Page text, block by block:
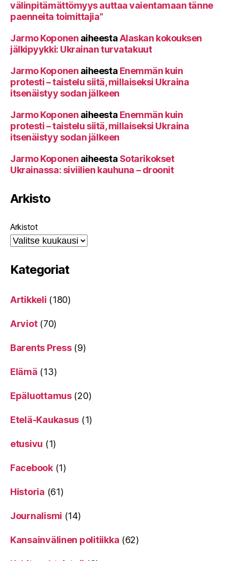
välinpitämättömyys auttaa vaientamaan tänne
paenneita toimittajia”
Jarmo Koponen aiheestaAlaskan kokouksen
jälkipyykki: Ukrainan turvatakuut
Jarmo Koponen aiheesta Enemmän kuin
protesti – taistelu siitä, millaiseksi Ukraina
itsenäistyy sodan jälkeen
Jarmo Koponen aiheesta Enemmän kuin
protesti – taistelu siitä, millaiseksi Ukraina
itsenäistyy sodan jälkeen
Jarmo Koponen aiheesta Sotarikokset
Ukrainassa: siviilien kauhuna – droonit
Arkisto
Arkistot
Kategoriat
Artikkeli (180)
Arviot(70)
Barents Press(9)
Elämä (13)
Epäluottamus(20)
Etelä-Kaukasus (1)
etusivu (1)
Facebook(1)
Historia (61)
Journalismi (14)
Kansainvälinen politiikka (62)